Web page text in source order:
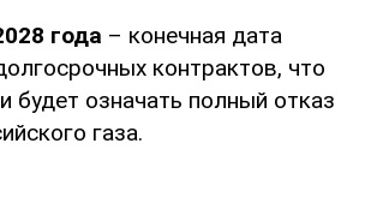
года – конечная дата
контрактов, что
будет означать полный отказ
газа.